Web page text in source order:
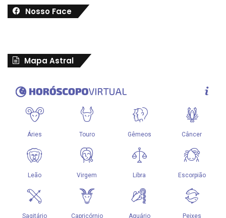
Nosso Face
Mapa Astral